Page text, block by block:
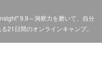
9.9～洞察力を磨いて、自分
21日間のオンラインキャンプ。